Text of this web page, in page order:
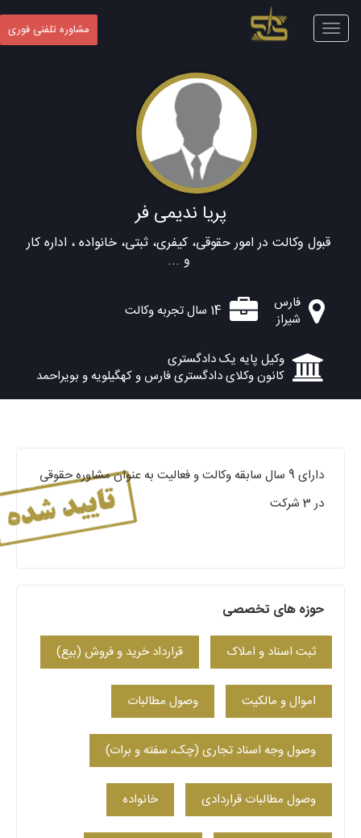
Toggle
navigation
مشاوره تلفنی فوری
پریا ندیمی فر
قبول وکالت در امور حقوقی، کیفری، ثبتی، خانواده ، اداره کار
و ...
فارس
شیراز
14 سال تجربه وکالت
وکیل پایه یک دادگستری
کانون وکلای دادگستری فارس و کهگیلویه و بویراحمد
دارای 9 سال سابقه وکالت و فعالیت به عنوان مشاوره حقوقی
در 3 شرکت
حوزه های تخصصی
ثبت اسناد و املاک قرارداد خرید و فروش (بیع)
اموال و مالکیت وصول مطالبات
وصول وجه اسناد تجاری (چک، سفته و برات)
وصول مطالبات قراردادی خانواده